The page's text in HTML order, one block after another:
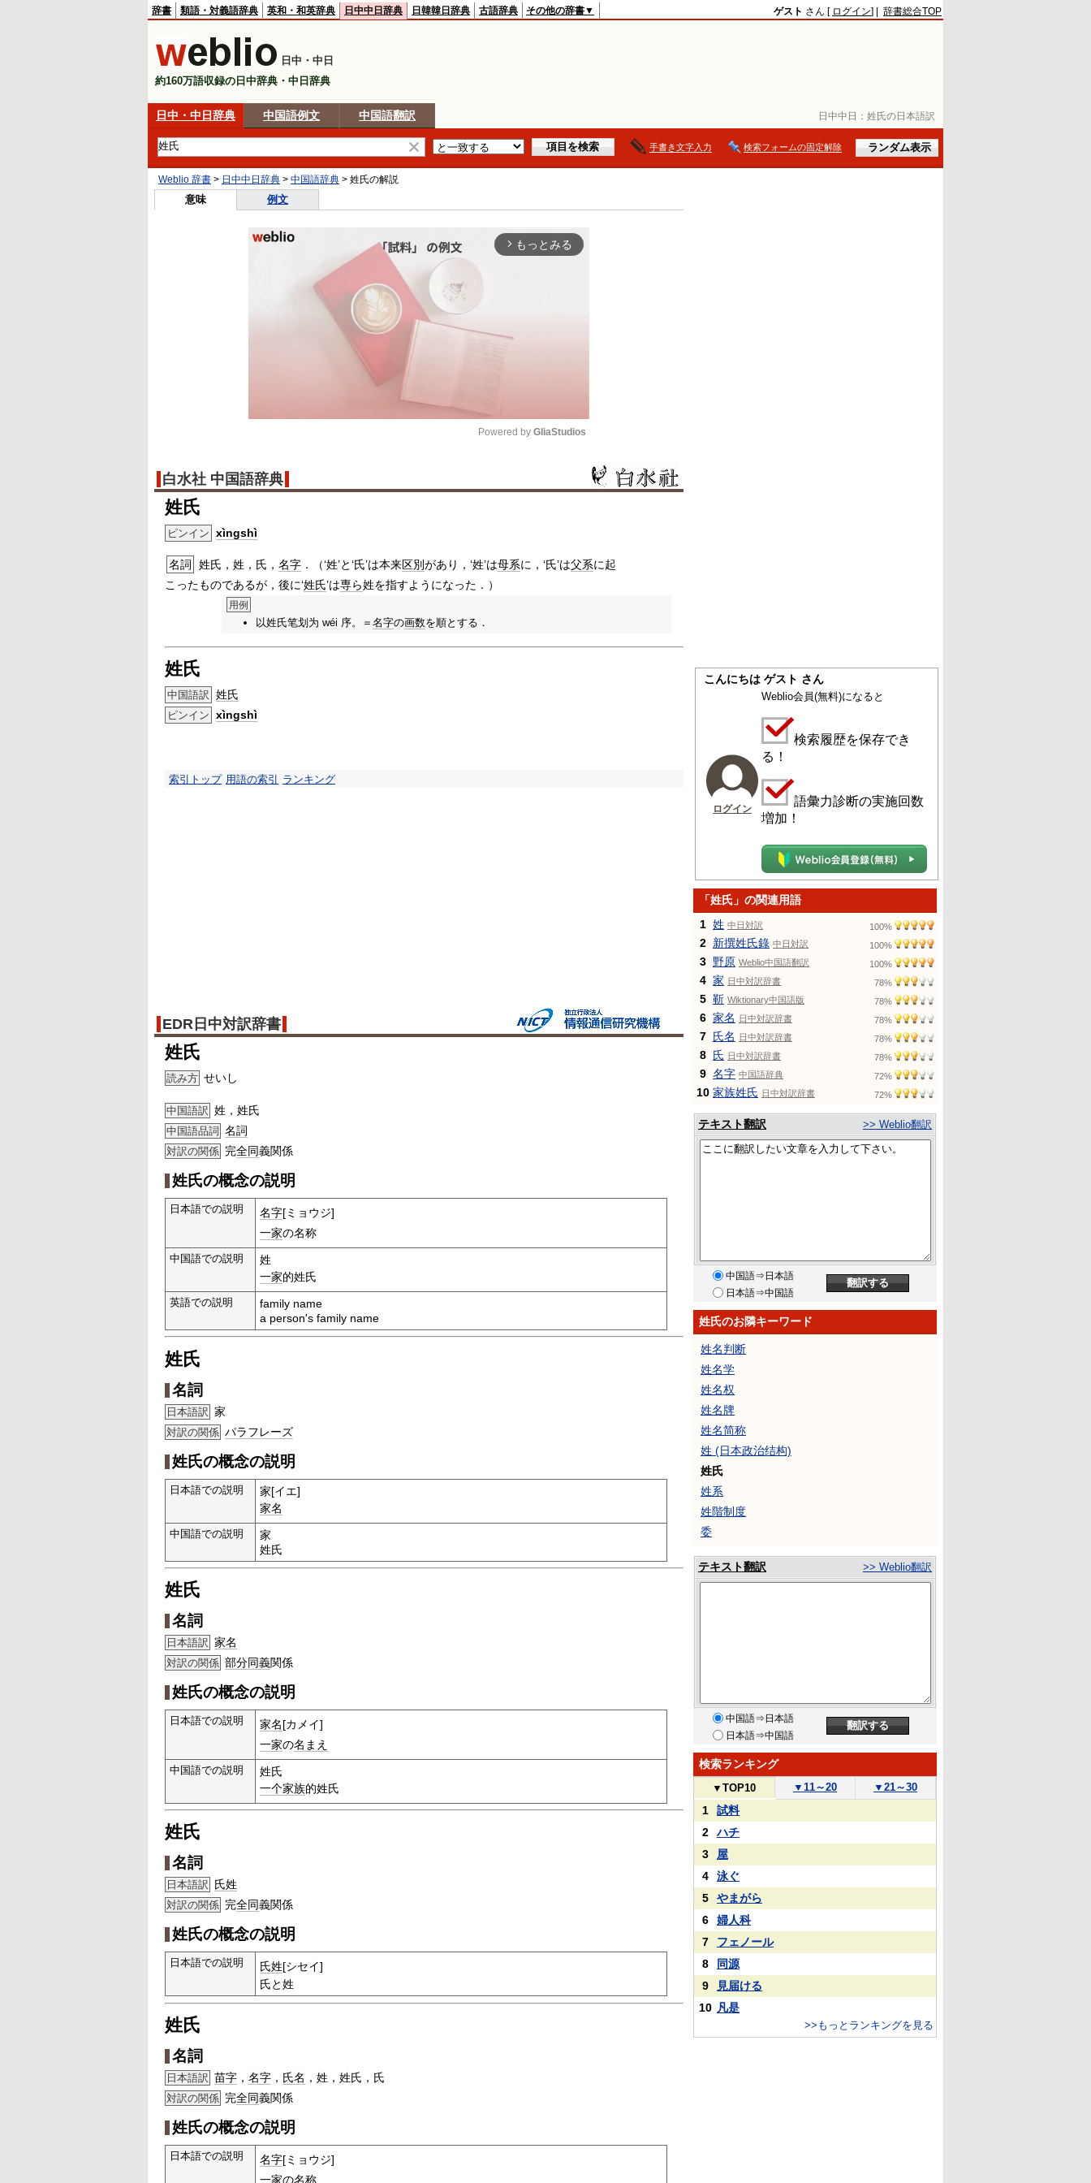
日中中日： 姓氏の日本語訳
辞書 類語・対義語辞典 英和・和英辞典 日中中日辞典 日韓韓日辞典 古語辞典 その他の辞書▼ ゲスト さん [ ログイン] | 辞書総合TOP
日中・中日
約160万語収録の日中辞典・中日辞典
日中・中日辞典 中国語例文 中国語翻訳
手書き文字入力 検索フォームの固定解除
Weblio 辞書 > 日中中日辞典 > 中国語辞典 > 姓氏の解説
意味 例文
arrow_forward_ios もっとみる
Powered by GliaStudios
白水社 中国語辞典
姓氏
ピンイン xìngshì
名詞 姓氏，姓，氏， 名字 ．（‘姓’と‘氏’は本来区別があり，‘姓’は母系に，‘氏’は父系に起
こったものであるが，後に‘姓氏’は専ら姓を指すようになった．）
用例
以姓氏笔划为 wéi 序。＝ 名字の画数を順とする．
姓氏
中国語訳 姓氏
ピンイン xìngshì
索引トップ 用語の索引 ランキング
EDR日中対訳辞書
姓氏
読み方 せいし
中国語訳 姓，姓氏
中国語品詞 名詞
対訳の関係 完全同義関係
姓氏の概念の説明
日本語での説明 名字[ミョウジ]
一家の名称
中国語での説明
姓
一家的姓氏
英語での説明
family name
a person's family name
姓氏
名詞
日本語訳 家
対訳の関係 パラフレーズ
姓氏の概念の説明
日本語での説明
家[イエ]
家名
中国語での説明
家
姓氏
姓氏
名詞
日本語訳 家名
対訳の関係 部分同義関係
姓氏の概念の説明
日本語での説明 家名[カメイ]
一家の名まえ
中国語での説明
姓氏
一个家族的姓氏
姓氏
名詞
日本語訳 氏姓
対訳の関係 完全同義関係
姓氏の概念の説明
日本語での説明 氏姓[シセイ]
氏と姓
姓氏
名詞
日本語訳 苗字 ， 名字 ， 氏名 ，姓，姓氏，氏
対訳の関係 完全同義関係
姓氏の概念の説明
日本語での説明 名字[ミョウジ]
一家の名称
こんにちは ゲスト さん
ログイン
Weblio会員(無料)になると
検索履歴を保存でき
る！
語彙力診断の実施回数
増加！
「姓氏」の関連用語
1 姓 中日対訳 100%
2 新撰姓氏錄 中日対訳 100%
3 野原 Weblio中国語翻訳 100%
4 家 日中対訳辞書 78%
5 靳 Wiktionary中国語版 78%
6 家名 日中対訳辞書 78%
7 氏名 日中対訳辞書 78%
8 氏 日中対訳辞書 78%
9 名字 中国語辞典 72%
10 家族姓氏 日中対訳辞書 72%
テキスト翻訳 >> Weblio翻訳
中国語⇒日本語
日本語⇒中国語
姓氏のお隣キーワード
姓名判断
姓名学
姓名权
姓名牌
姓名简称
姓 (日本政治结构)
姓氏
姓系
姓階制度
委
テキスト翻訳 >> Weblio翻訳
中国語⇒日本語
日本語⇒中国語
検索ランキング
▼ TOP10 ▼ 11～20 ▼ 21～30
1
試料
2
ハチ
3
屋
4
泳ぐ
5
やまがら
6
婦人科
7
フェノール
8
同源
9
見届ける
10 凡是
>>もっとランキングを見る